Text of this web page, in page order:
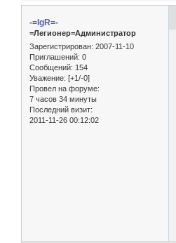
-=IgR=-
=Легионер=Администратор
Зарегистрирован: 2007-11-10
Приглашений: 0
Сообщений: 154
Уважение: [+1/-0]
Провел на форуме:
7 часов 34 минуты
Последний визит:
2011-11-26 00:12:02